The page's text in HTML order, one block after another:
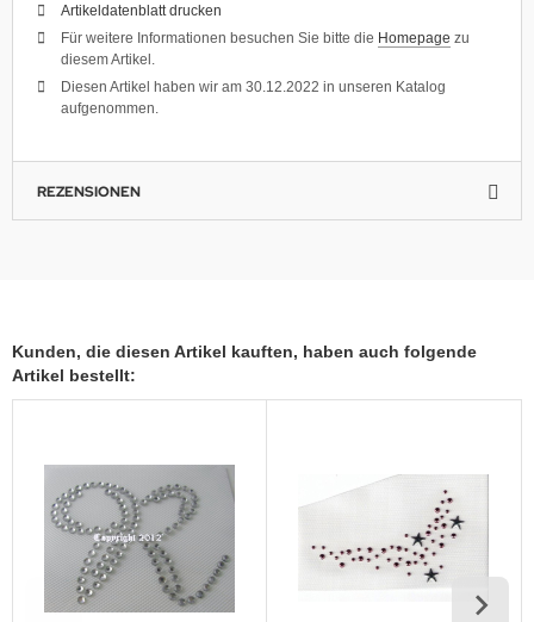
Artikeldatenblatt drucken
Für weitere Informationen besuchen Sie bitte die Homepage zu
diesem Artikel.
Diesen Artikel haben wir am 30.12.2022 in unseren Katalog
aufgenommen.
REZENSIONEN
Kunden, die diesen Artikel kauften, haben auch folgende
Artikel bestellt: